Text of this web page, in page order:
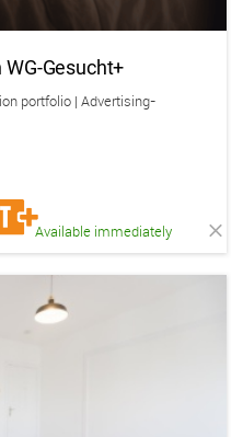
Gesucht+
portfolio | Advertising-
Available immediately